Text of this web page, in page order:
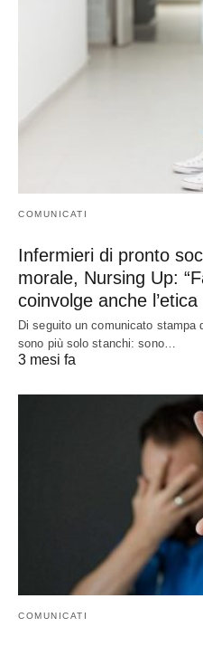
COMUNICATI
Infermieri di pronto
morale, Nursing Up:
coinvolge anche
Di seguito un comunicato stampa
sono più solo stanchi: sono…
3 mesi fa
COMUNICATI